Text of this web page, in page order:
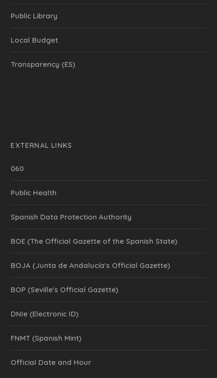
Public Library
Local Budget
Transparency (ES)
EXTERNAL LINKS
060
Public Health
Spanish Data Protection Authority
BOE (The Official Gazette of the Spanish State)
BOJA (Junta de Andalucía's Official Gazette)
BOP (Seville's Official Gazette)
DNIe (Electronic ID)
FNMT (Spanish Mint)
Official Date and Hour